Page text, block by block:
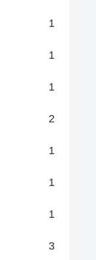
1
1
1
2
1
1
1
3